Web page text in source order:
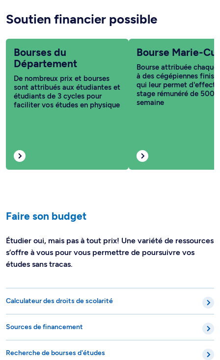
Soutien financier possible
Bourses du
Département
De nombreux prix et bourses
sont attribués aux étudiantes et
étudiants de 3 cycles pour
faciliter vos études en physique
Bourse Marie-
Bourse attribuée chaque
à des cégépiennes
qui leur permet
stage rémunéré de 500
semaine
Faire son budget
Étudier oui, mais pas à tout prix! Une variété de ressources
s’offre à vous pour vous permettre de poursuivre vos
études sans tracas.
Calculateur des droits de scolarité
Sources de financement
Recherche de bourses d'études